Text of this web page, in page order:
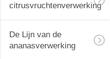
citrusvruchtenverwerking
De Lijn van de
ananasverwerking